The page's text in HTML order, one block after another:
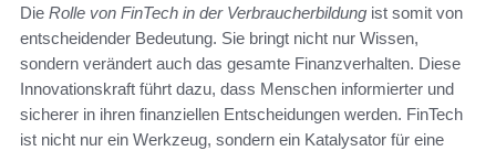
Die Rolle von FinTech in der Verbraucherbildung ist somit von
entscheidender Bedeutung. Sie bringt nicht nur Wissen,
sondern verändert auch das gesamte Finanzverhalten. Diese
Innovationskraft führt dazu, dass Menschen informierter und
sicherer in ihren finanziellen Entscheidungen werden. FinTech
ist nicht nur ein Werkzeug, sondern ein Katalysator für eine